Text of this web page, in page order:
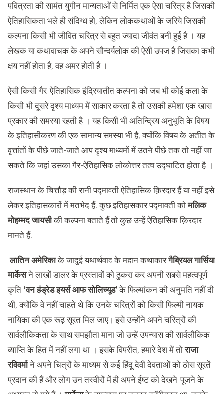
पवित्रता की सामंत युगीन मान्यताओं से निर्मित एक ऐसा चरित्र है जिसकी
ऐतिहासिकता भले ही संदिग्ध हो, लेकिन लोककथाओं के जरिये जिसकी
कल्पना किसी भी जीवित चरित्र से बहुत ज्यादा जीवंत बनी हुई है । यह
लेखक या कथावाचक के अपने सौन्दर्यलोक की ऐसी उपज है जिसका कभी
क्षय नहीं होता है, वह अमर होती है ।
ऐसी किसी गैर-ऐतिहासिक इंद्रियातीत कल्पना को जब भी कोई कला के
किसी भी दूसरे दृश्य माध्यम में साकार करता है तो उसकी हमेशा एक खास
प्रकार की समस्या रहती है । यह किसी भी अतिन्द्रिय अनुभूति के विषय
के इतिहासीकरण की एक सामान्य समस्या भी है, क्योंकि विषय के अतीत के
वृत्तांतों के पीछे जाते-जाते आप दृश्य माध्यमों में उतने पीछे तक तो नहीं जा
सकते कि जहां उसका गैर-ऐतिहासिक लोकोत्तर तत्व उद्घाटित होता है ।
राजस्थान के चित्तौड़ की रानी पद्मावती ऐतिहासिक क़िरदार हैं या नहीं इसे
लेकर इतिहासकारों में मतभेद हैं. कुछ इतिहासकार पद्मावती कोमलिक
मोहम्मद जायसीकी कल्पना बताते हैं तो कुछ उन्हें ऐतिहासिक क़िरदार
मानते हैं.
लातिन अमेरिकाके जादुई यथार्थवाद के महान कथाकारगैब्रियल गार्सिया
मार्केसने लाखों डालर के प्रस्तावों को ठुकरा कर अपनी सबसे महत्वपूर्ण
कृति ‘वन हंड्रेड इयर्स आफ सोलिच्यूड’के फिल्मांकन की अनुमति नहीं दी
थी, क्योंकि वे नहीं चाहते थे कि उनके चरित्रों को किसी फिल्मी नायक-
नायिका की एक रूढ़ सूरत मिल जाए। इसे उन्होंने अपने चरित्रों की
सार्वलौकिकता के साथ समझौता माना जो उन्हें उपन्यास की सार्वलौकिक
व्याप्ति के हित में नहीं लगा था । इसके विपरीत, हमारे देश में तोराजा
रविवर्माने अपने चित्रों के माध्यम से कई हिंदू देवी देवताओं को ठोस सूरतें
प्रदान की हैं और लोग उन तस्वीरों में ही अपने ईष्ट को देखने-पूजने के